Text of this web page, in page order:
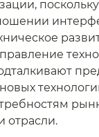
отрасли.